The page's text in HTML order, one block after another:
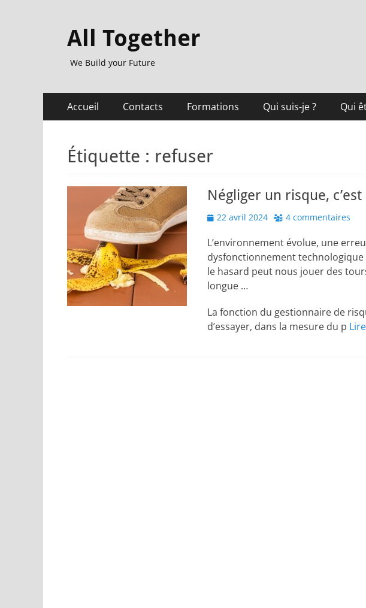
All Together
We Build your Future
Menu
principal
Accueil Contacts Formations Qui suis-je ? Qui
Étiquette : refuser
Négliger un risque,
Posted
22 avril 2024 4 commentaires
L’environnement évolue, une
dysfonctionnement
le hasard peut nous jouer des
longue …
La fonction du gestionnaire de
d’essayer, dans la mesure du p